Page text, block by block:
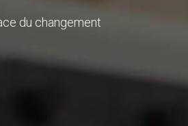
du changement